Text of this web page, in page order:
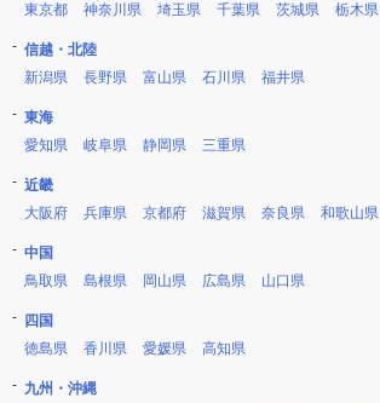
東京都
神奈川県 埼玉県 千葉県 茨城県 栃木県
信越・北陸
新潟県
長野県 富山県 石川県 福井県
東海
愛知県
岐阜県 静岡県 三重県
近畿
大阪府
兵庫県 京都府 滋賀県 奈良県 和歌山県
中国
鳥取県
島根県 岡山県 広島県 山口県
四国
徳島県
香川県 愛媛県 高知県
九州・沖縄